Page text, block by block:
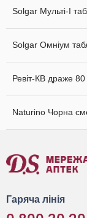
Solgar Мульті-I
Solgar Омніум
Ревіт-КВ драже
Naturino Чорна
Гаряча лінія